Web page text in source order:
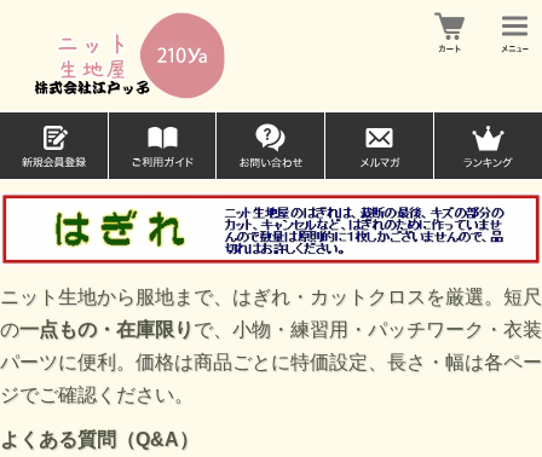
ニット生地から服地まで、はぎれ・カットクロスを厳選。短尺
の一点もの・在庫限りで、小物・練習用・パッチワーク・衣装
パーツに便利。価格は商品ごとに特価設定、長さ・幅は各ペー
ジでご確認ください。
よくある質問（Q&A）